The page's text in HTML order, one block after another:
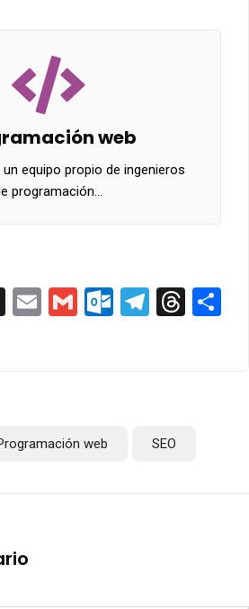
web
equipo propio de ingenieros
programación…
X EmailGmail
web SEO